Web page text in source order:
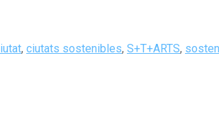
, ciutats sostenibles, S+T+ARTS,